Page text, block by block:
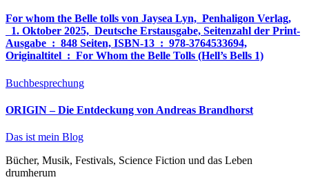
For whom the Belle tolls von Jaysea Lyn, ‎ Penhaligon Verlag,
‎ 1. Oktober 2025, ‎ Deutsche Erstausgabe, Seitenzahl der Print-
Ausgabe ‏ : ‎ 848 Seiten, ISBN-13 ‏ : ‎ 978-3764533694,
Originaltitel ‏ : ‎ For Whom the Belle Tolls (Hell’s Bells 1)
Buchbesprechung
ORIGIN – Die Entdeckung von Andreas Brandhorst
Das ist mein Blog
Bücher, Musik, Festivals, Science Fiction und das Leben
drumherum